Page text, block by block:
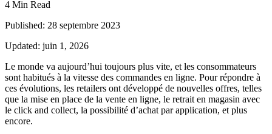
4 Min Read
Published: 28 septembre 2023
Updated: juin 1, 2026
Le monde va aujourd’hui toujours plus vite, et les consommateurs
sont habitués à la vitesse des commandes en ligne. Pour répondre à
ces évolutions, les retailers ont développé de nouvelles offres, telles
que la mise en place de la vente en ligne, le retrait en magasin avec
le click and collect, la possibilité d’achat par application, et plus
encore.